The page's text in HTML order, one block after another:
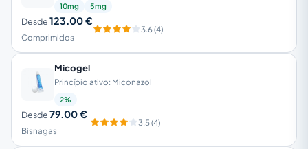
Micogel
Princípio ativo: Miconazol
2%
Desde79.00 €
Bisnagas
3.5 (4)
10mg 5mg
Desde123.00 €
Comprimidos
3.6 (4)